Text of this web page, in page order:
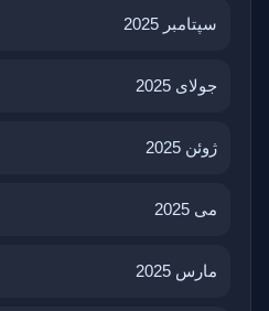
سپتامبر 2025
جولای 2025
ژوئن 2025
می 2025
مارس 2025